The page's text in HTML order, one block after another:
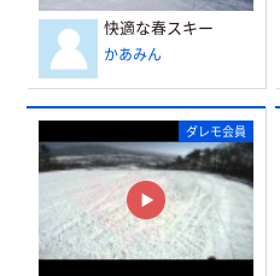
快適な春スキー
かあみん
ダレモ会員